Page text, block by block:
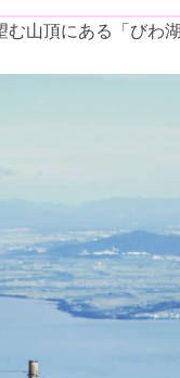
山頂にある「びわ